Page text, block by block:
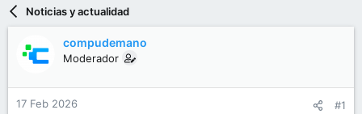
a
r
d
h
d
e
n
Noticias y actualidad
compudemano
Moderador
17 Feb 2026 #1